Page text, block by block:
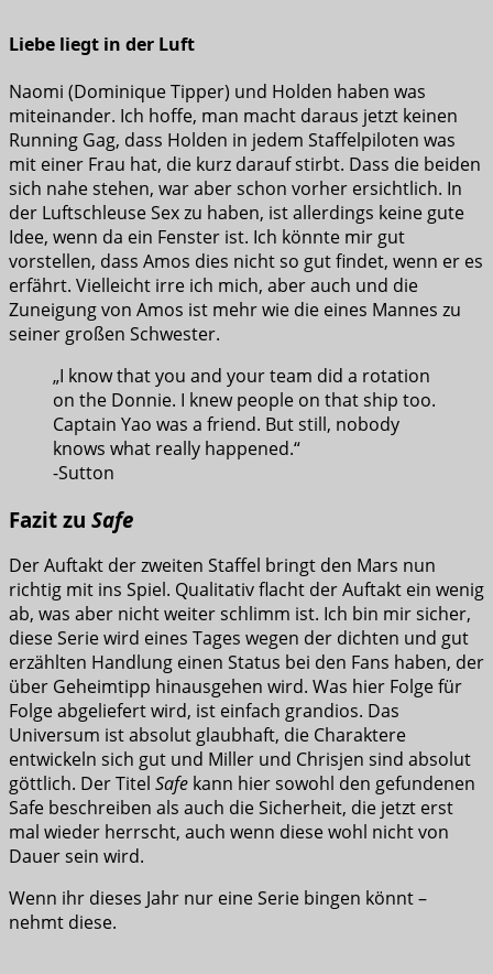
Liebe liegt in der Luft
Naomi (Dominique Tipper) und Holden haben was
miteinander. Ich hoffe, man macht daraus jetzt keinen
Running Gag, dass Holden in jedem Staffelpiloten was
mit einer Frau hat, die kurz darauf stirbt. Dass die beiden
sich nahe stehen, war aber schon vorher ersichtlich. In
der Luftschleuse Sex zu haben, ist allerdings keine gute
Idee, wenn da ein Fenster ist. Ich könnte mir gut
vorstellen, dass Amos dies nicht so gut findet, wenn er es
erfährt. Vielleicht irre ich mich, aber auch und die
Zuneigung von Amos ist mehr wie die eines Mannes zu
seiner großen Schwester.
„I know that you and your team did a rotation
on the Donnie. I knew people on that ship too.
Captain Yao was a friend. But still, nobody
knows what really happened.“
-Sutton
Fazit zu Safe
Der Auftakt der zweiten Staffel bringt den Mars nun
richtig mit ins Spiel. Qualitativ flacht der Auftakt ein wenig
ab, was aber nicht weiter schlimm ist. Ich bin mir sicher,
diese Serie wird eines Tages wegen der dichten und gut
erzählten Handlung einen Status bei den Fans haben, der
über Geheimtipp hinausgehen wird. Was hier Folge für
Folge abgeliefert wird, ist einfach grandios. Das
Universum ist absolut glaubhaft, die Charaktere
entwickeln sich gut und Miller und Chrisjen sind absolut
göttlich. Der Titel Safe kann hier sowohl den gefundenen
Safe beschreiben als auch die Sicherheit, die jetzt erst
mal wieder herrscht, auch wenn diese wohl nicht von
Dauer sein wird.
Wenn ihr dieses Jahr nur eine Serie bingen könnt –
nehmt diese.